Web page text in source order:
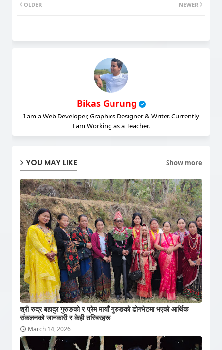
NEWER
OLDER
Bikas Gurung
I am a Web Developer, Graphics Designer & Writer. Currently
I am Working as a Teacher.
YOU MAY LIKE Show more
श्री रुद्र बहादुर गुरुङको र प्रेम मायाँ गुरुङको ढोगभेटमा भएको आर्थिक
संकलनको जानकारी र केही तस्बिरहरू
March 14, 2026